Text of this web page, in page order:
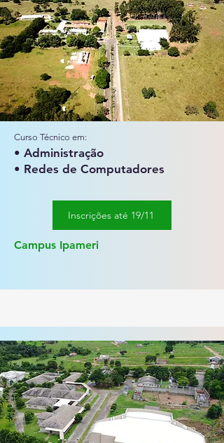
Curso Técnico em:
• Administração
• Redes de Computadores
Inscrições até 19/11
Campus Ipameri